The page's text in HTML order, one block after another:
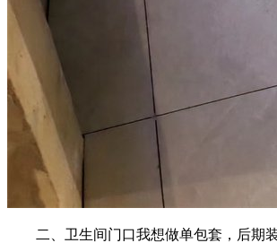
二、卫生间门口我想做单包套，后期装